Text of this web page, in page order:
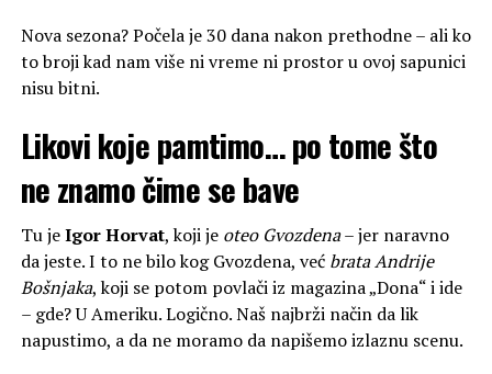
Nova sezona? Počela je 30 dana nakon prethodne – ali ko
to broji kad nam više ni vreme ni prostor u ovoj sapunici
nisu bitni.
Likovi koje pamtimo… po tome što
ne znamo čime se bave
Tu jeIgor Horvat, koji je oteo Gvozdena– jer naravno
da jeste. I to ne bilo kog Gvozdena, već brata Andrije
Bošnjaka, koji se potom povlači iz magazina „Dona“ i ide
– gde? U Ameriku. Logično. Naš najbrži način da lik
napustimo, a da ne moramo da napišemo izlaznu scenu.